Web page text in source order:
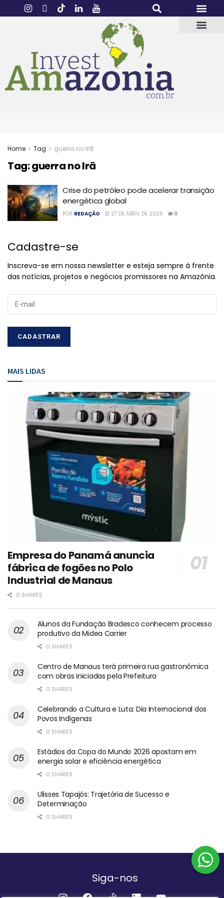
Home Tag guerra no Irã
Tag:guerra no Irã
Crise do petróleo pode acelerar transição
energética global
POR REDAÇÃO 27 DE ABRIL DE 2026 0
Cadastre-se
Inscreva-se em nossa newsletter e esteja sempre à frente
das notícias, projetos e negócios promissores na Amazônia.
MAIS LIDAS
Empresa do Panamá anuncia
fábrica de fogões no Polo
Industrial de Manaus
0 SHARES
Alunos da Fundação Bradesco conhecem processo
produtivo da Midea Carrier
0 SHARES
Centro de Manaus terá primeira rua gastronômica
com obras iniciadas pela Prefeitura
0 SHARES
Celebrando a Cultura e Luta: Dia Internacional dos
Povos Indígenas
0 SHARES
Estádios da Copa do Mundo 2026 apostam em
energia solar e eficiência energética
0 SHARES
Ulisses Tapajós: Trajetória de Sucesso e
Determinação
0 SHARES
Siga-nos